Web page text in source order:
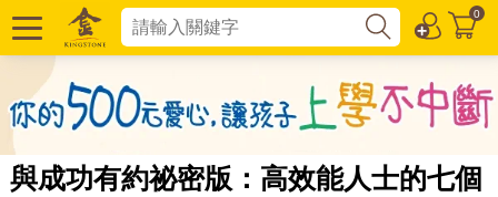
0
與成功有約祕密版：高效能人士的七個